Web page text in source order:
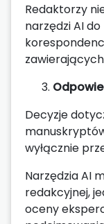
Redaktorzy
narzędzi AI
Decyzje
wyłącznie
Narzędzia AI
redakcyjnej,
oceny